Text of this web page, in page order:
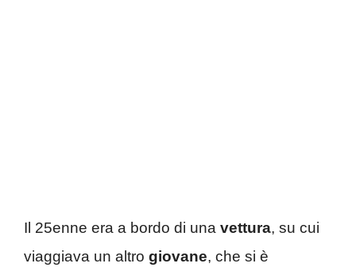
Il 25enne era a bordo di una vettura, su cui
viaggiava un altro giovane, che si è